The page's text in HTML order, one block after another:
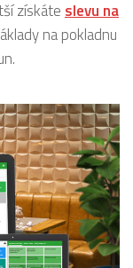
získáte slevu na
na pokladnu